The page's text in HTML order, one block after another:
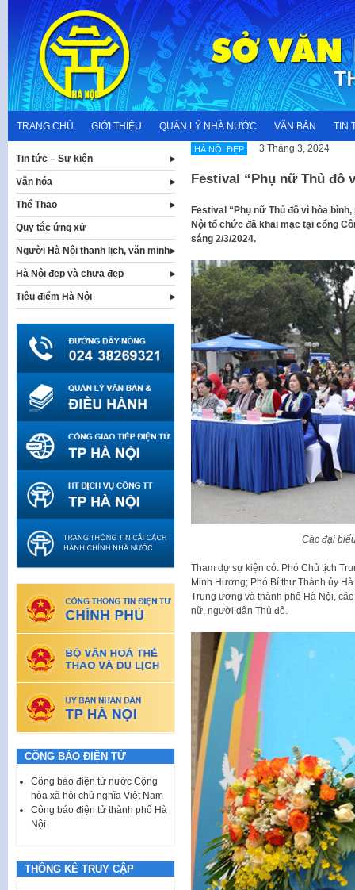
content
TRANG CHỦ GIỚI THIỆU QUẢN LÝ NHÀ NƯỚC VĂN BẢN TIN
HÀ NỘI ĐẸP 3 Tháng 3, 2024
Festival “Phụ nữ Thủ đô
Festival “Phụ nữ Thủ đô vì hòa
Nội tổ chức đã khai mạc tại cổng
sáng 2/3/2024.
Các đại
Tham dự sự kiện có: Phó Chủ tịch
Minh Hương; Phó Bí thư Thành ủy
Trung ương và thành phố Hà Nội,
nữ, người dân Thủ đô.
Tin tức – Sự kiện
Văn hóa
Thể Thao
Quy tắc ứng xử
Người Hà Nội thanh lịch, văn minh
Hà Nội đẹp và chưa đẹp
Tiêu điểm Hà Nội
CÔNG BÁO ĐIỆN TỬ
Công báo điện tử nước Cộng
hòa xã hội chủ nghĩa Việt Nam
Công báo điện tử thành phố Hà
Nội
THỐNG KÊ TRUY CẬP